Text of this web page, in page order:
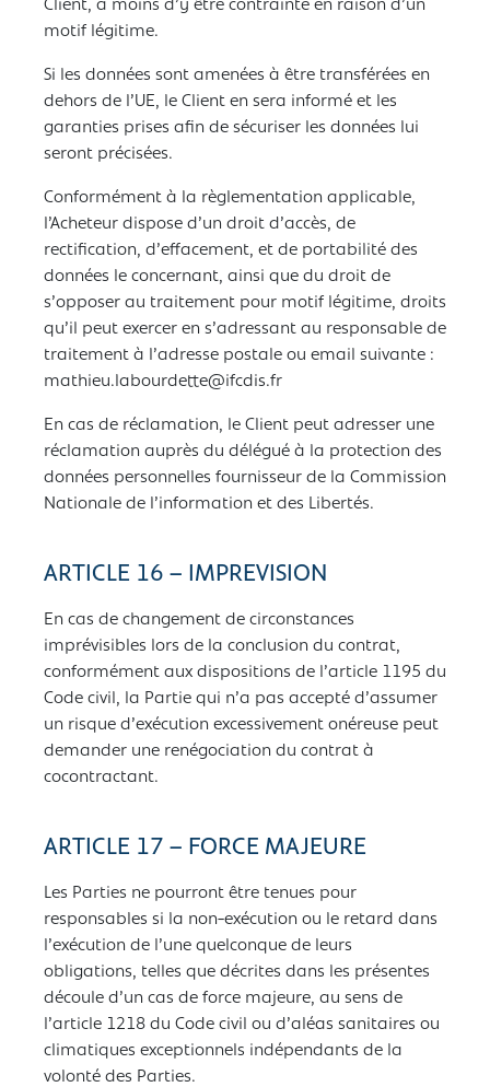
Client, à moins d’y être contrainte en raison d’un
motif légitime.
Si les données sont amenées à être transférées en
dehors de l’UE, le Client en sera informé et les
garanties prises afin de sécuriser les données lui
seront précisées.
Conformément à la règlementation applicable,
l’Acheteur dispose d’un droit d’accès, de
rectification, d’effacement, et de portabilité des
données le concernant, ainsi que du droit de
s’opposer au traitement pour motif légitime, droits
qu’il peut exercer en s’adressant au responsable de
traitement à l’adresse postale ou email suivante :
mathieu.labourdette@ifcdis.fr
En cas de réclamation, le Client peut adresser une
réclamation auprès du délégué à la protection des
données personnelles fournisseur de la Commission
Nationale de l’information et des Libertés.
ARTICLE 16 – IMPREVISION
En cas de changement de circonstances
imprévisibles lors de la conclusion du contrat,
conformément aux dispositions de l’article 1195 du
Code civil, la Partie qui n’a pas accepté d’assumer
un risque d’exécution excessivement onéreuse peut
demander une renégociation du contrat à
cocontractant.
ARTICLE 17 – FORCE MAJEURE
Les Parties ne pourront être tenues pour
responsables si la non-exécution ou le retard dans
l’exécution de l’une quelconque de leurs
obligations, telles que décrites dans les présentes
découle d’un cas de force majeure, au sens de
l’article 1218 du Code civil ou d’aléas sanitaires ou
climatiques exceptionnels indépendants de la
volonté des Parties.